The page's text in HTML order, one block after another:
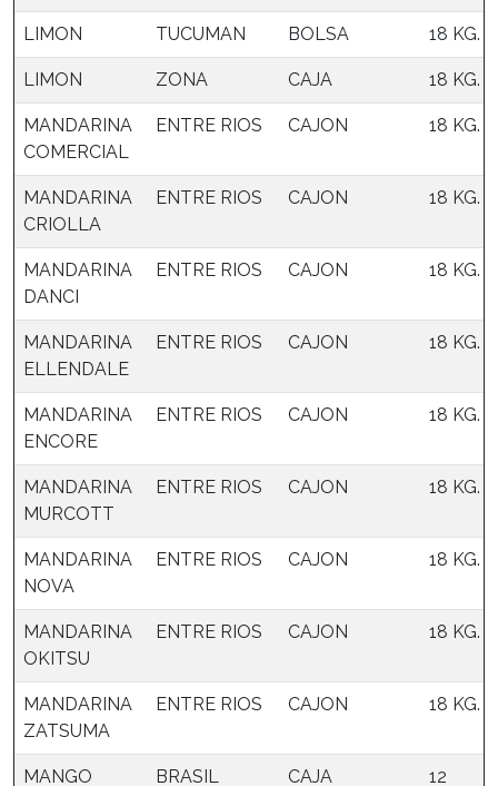
LIMON TUCUMAN BOLSA 18 KG.
LIMON ZONA CAJA 18 KG.
MANDARINA
COMERCIAL
ENTRE RIOS CAJON 18 KG.
MANDARINA
CRIOLLA
ENTRE RIOS CAJON 18 KG.
MANDARINA
DANCI
ENTRE RIOS CAJON 18 KG.
MANDARINA
ELLENDALE
ENTRE RIOS CAJON 18 KG.
MANDARINA
ENCORE
ENTRE RIOS CAJON 18 KG.
MANDARINA
MURCOTT
ENTRE RIOS CAJON 18 KG.
MANDARINA
NOVA
ENTRE RIOS CAJON 18 KG.
MANDARINA
OKITSU
ENTRE RIOS CAJON 18 KG.
MANDARINA
ZATSUMA
ENTRE RIOS CAJON 18 KG.
MANGO BRASIL CAJA 12